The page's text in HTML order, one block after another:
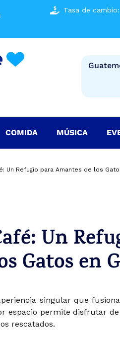
Tasa de
COMIDA MÚSICA
Un Refugio para Amantes de los
Un
Gatos en
singular que
espacio permite disfrutar
rescatados.